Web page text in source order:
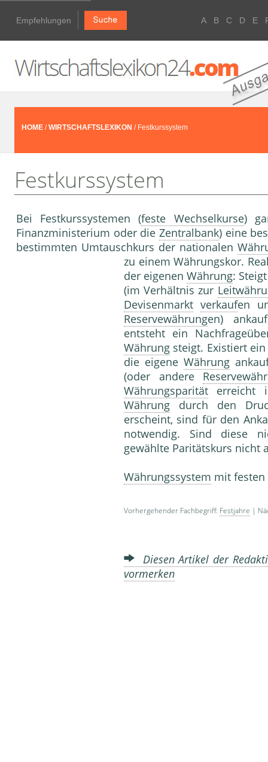
Empfehlungen A B C D E
HOME /WIRTSCHAFTSLEXIKON / Festkurssystem
Festkurssystem
Bei Festkurssystemen (feste Wechselkurse)
Finanzministerium oder die Zentralbank) eine
bestimmten Umtauschkurs der nationalen
zu einem Währungskor.
der eigenen Währung:
(im Verhältnis zur
Devisenmarkt verkaufen
Reservewährungen)
entsteht ein
Währung steigt. Existiert
die eigene Währung
(oder andere
Währungsparität erreicht
Währung durch den
erscheint, sind für den
notwendig. Sind diese
gewählte Paritätskurs nicht
Währungssystem mit festen
Vorhergehender Fachbegriff: Festjahre |
Diesen Artikel der
vormerken